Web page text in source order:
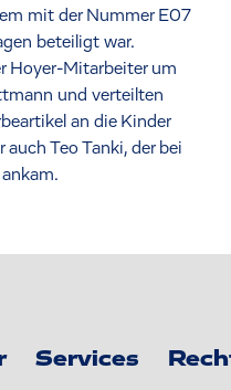
mit der Nummer E07
beteiligt war.
Hoyer-Mitarbeiter um
und verteilten
an die Kinder
Teo Tanki, der bei
Services